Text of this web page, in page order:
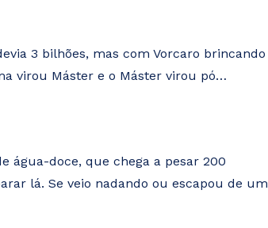
3 bilhões, mas com Vorcaro brincando
virou Máster e o Máster virou pó…
água-doce, que chega a pesar 200
lá. Se veio nadando ou escapou de um